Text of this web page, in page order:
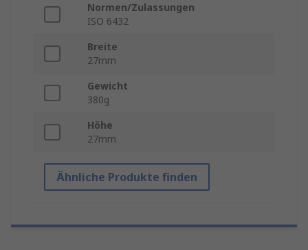
Normen/Zulassungen
ISO 6432
Breite
27mm
Gewicht
380g
Höhe
27mm
Ähnliche Produkte finden